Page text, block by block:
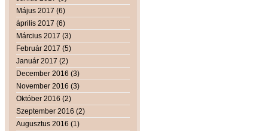
Május 2017 (6)
április 2017 (6)
Március 2017 (3)
Február 2017 (5)
Január 2017 (2)
December 2016 (3)
November 2016 (3)
Október 2016 (2)
Szeptember 2016 (2)
Augusztus 2016 (1)